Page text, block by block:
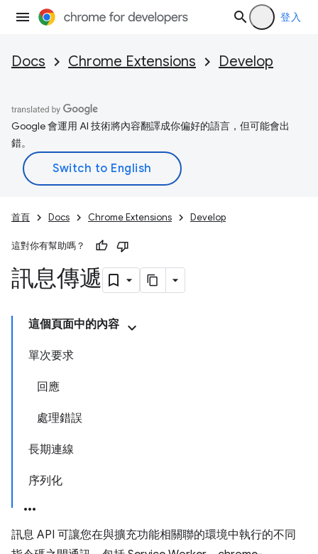
登入
Docs Chrome Extensions Develop
Google 會運用 AI 技術將內容翻譯成你偏好的語言，但可能會出
錯。
首頁 Docs Chrome Extensions Develop
這對你有幫助嗎？
訊息傳遞
這個頁面中的內容
單次要求
回應
處理錯誤
長期連線
序列化
訊息 API 可讓您在與擴充功能相關聯的環境中執行的不同